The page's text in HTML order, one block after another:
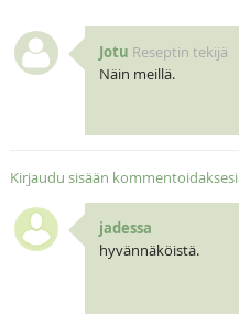
Jotu Reseptin tekijä
Näin meillä.
Kirjaudu sisään kommentoidaksesi
jadessa
hyvännäköistä.